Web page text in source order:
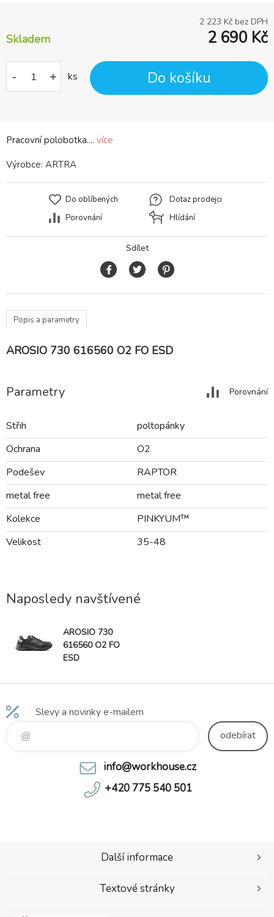
Pracovní polobotka.... více
2 223 Kč bez DPH
Skladem 2 690 Kč
- + ks Do košíku
Výrobce: ARTRA
Do oblíbených
Porovnání
Dotaz prodejci
Hlídání
Sdílet
Popis a parametry
AROSIO 730 616560 O2 FO ESD
Parametry Porovnání
Střih
poltopánky
Ochrana
O2
Podešev
RAPTOR
metal free
metal free
Kolekce
PINKYUM™
Velikost
35-48
Naposledy navštívené
AROSIO 730
616560 O2 FO
ESD
Slevy a novinky e-mailem
odebírat
info@workhouse.cz
+420 775 540 501
Další informace
Textové stránky